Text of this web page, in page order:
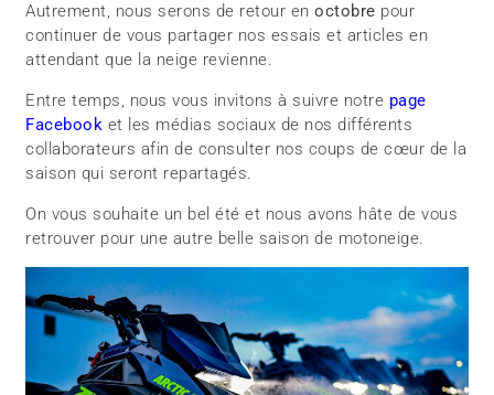
Autrement, nous serons de retour enoctobre pour
continuer de vous partager nos essais et articles en
attendant que la neige revienne.
Entre temps, nous vous invitons à suivre notre page
Facebook et les médias sociaux de nos différents
collaborateurs afin de consulter nos coups de cœur de la
saison qui seront repartagés.
On vous souhaite un bel été et nous avons hâte de vous
retrouver pour une autre belle saison de motoneige.